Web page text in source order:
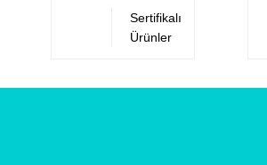
Sertifikalı
Ürünler